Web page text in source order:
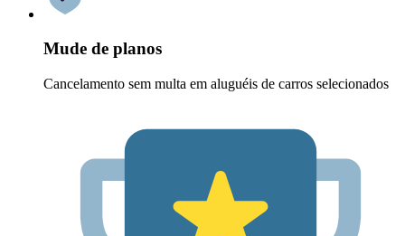
Mude de planos
Cancelamento sem multa em aluguéis de carros selecionados